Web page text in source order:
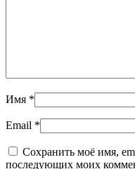
Имя *
Email *
Сохранить моё имя,
последующих моих